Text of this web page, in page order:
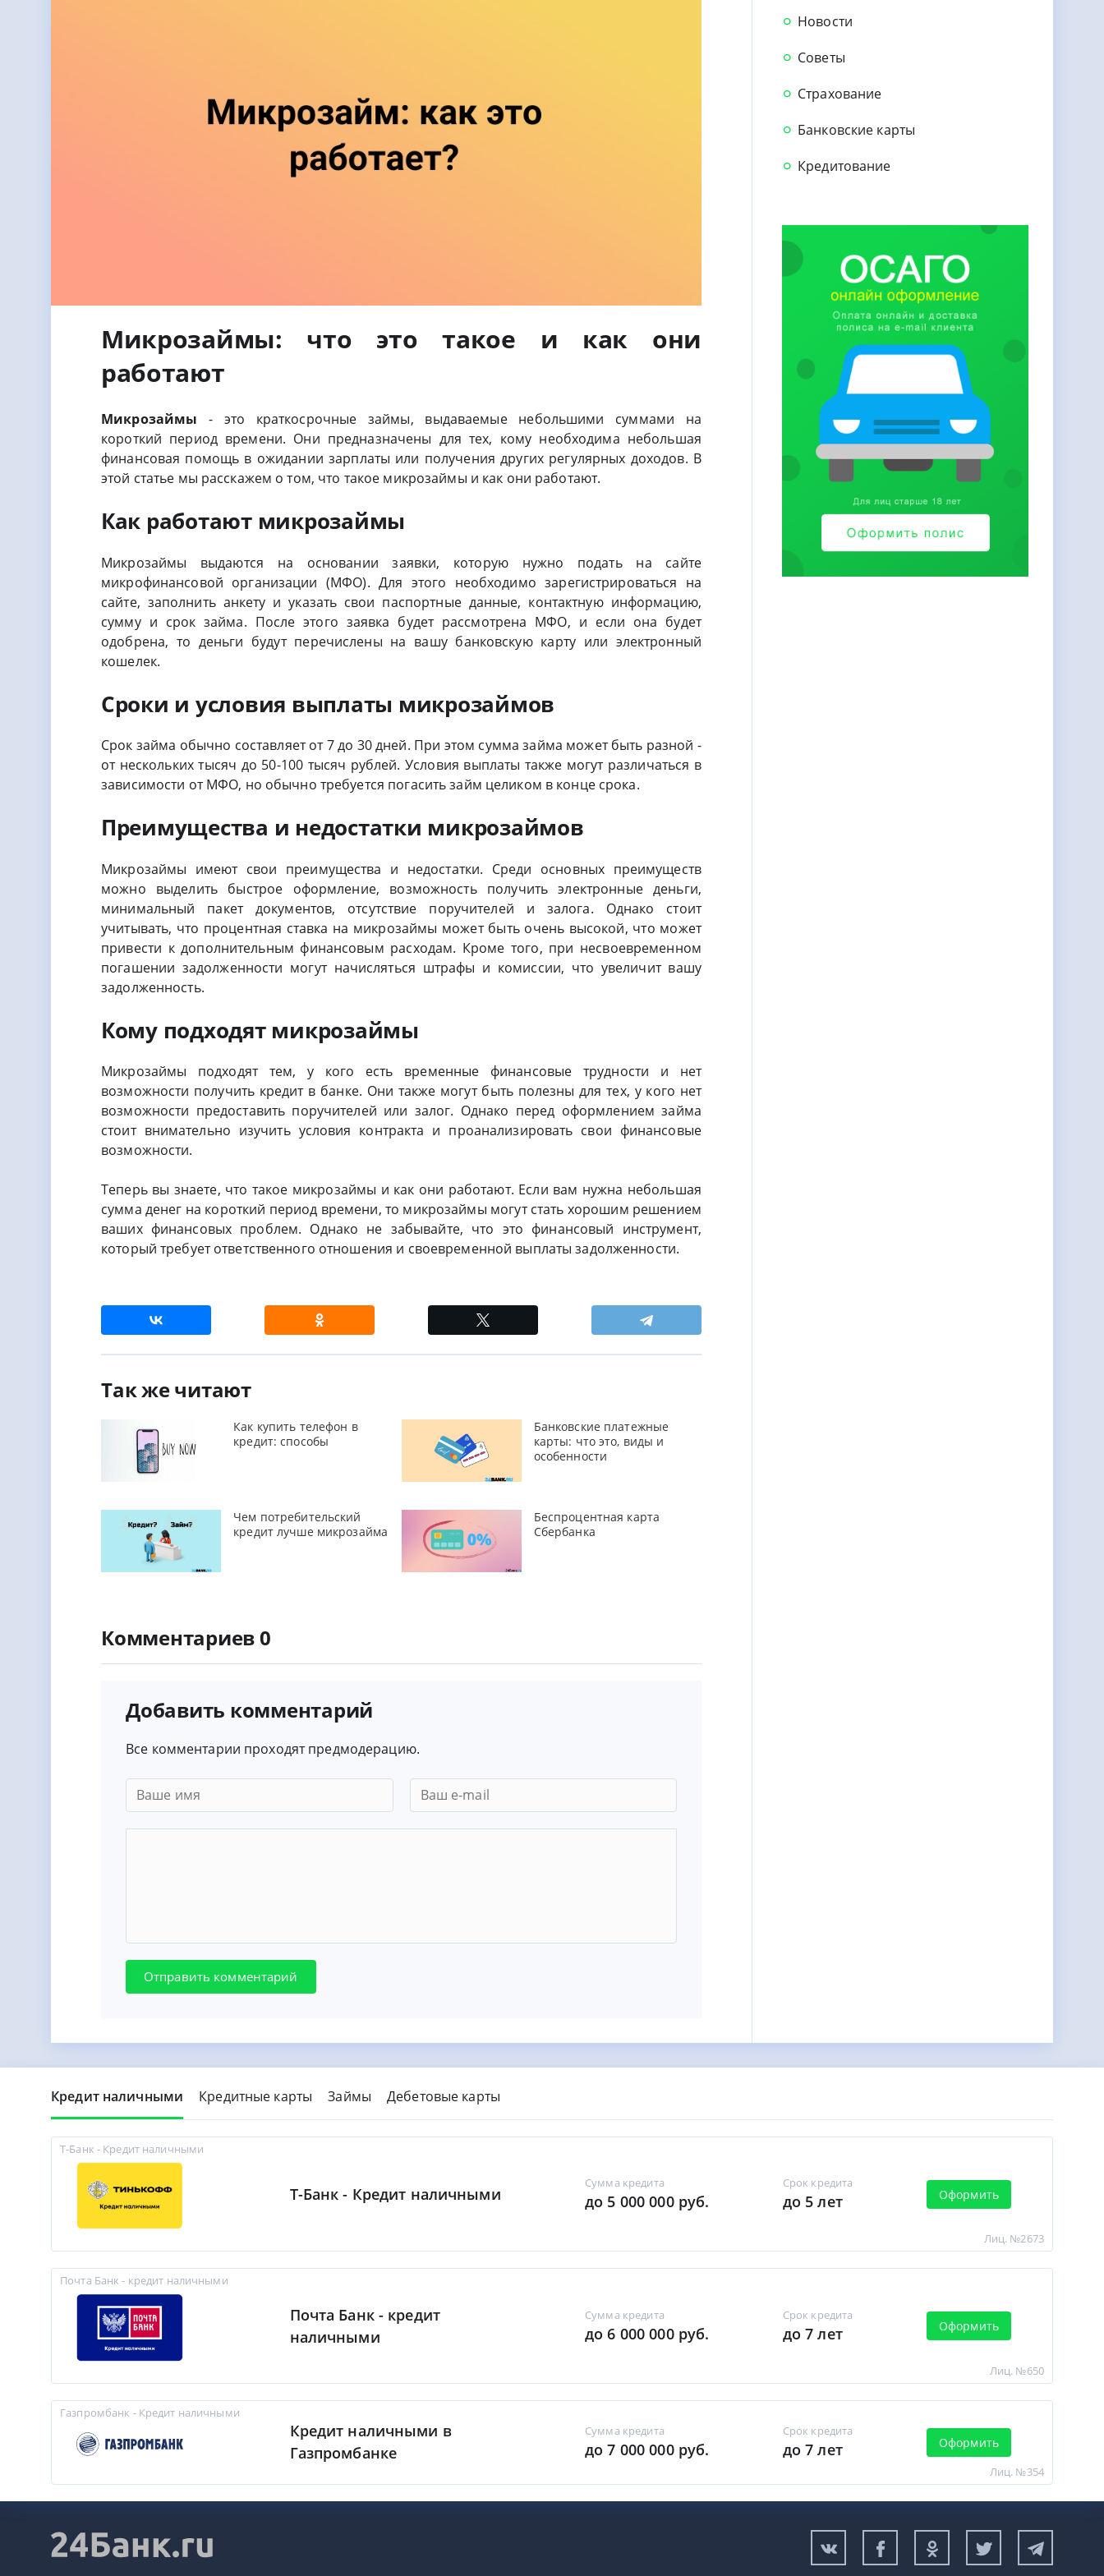
Микрозаймы: что это такое и как они
работают
Микрозаймы - это краткосрочные займы, выдаваемые небольшими суммами на
короткий период времени. Они предназначены для тех, кому необходима небольшая
финансовая помощь в ожидании зарплаты или получения других регулярных доходов. В
этой статье мы расскажем о том, что такое микрозаймы и как они работают.
Как работают микрозаймы
Микрозаймы выдаются на основании заявки, которую нужно подать на сайте
микрофинансовой организации (МФО). Для этого необходимо зарегистрироваться на
сайте, заполнить анкету и указать свои паспортные данные, контактную информацию,
сумму и срок займа. После этого заявка будет рассмотрена МФО, и если она будет
одобрена, то деньги будут перечислены на вашу банковскую карту или электронный
кошелек.
Сроки и условия выплаты микрозаймов
Срок займа обычно составляет от 7 до 30 дней. При этом сумма займа может быть разной -
от нескольких тысяч до 50-100 тысяч рублей. Условия выплаты также могут различаться в
зависимости от МФО, но обычно требуется погасить займ целиком в конце срока.
Преимущества и недостатки микрозаймов
Микрозаймы имеют свои преимущества и недостатки. Среди основных преимуществ
можно выделить быстрое оформление, возможность получить электронные деньги,
минимальный пакет документов, отсутствие поручителей и залога. Однако стоит
учитывать, что процентная ставка на микрозаймы может быть очень высокой, что может
привести к дополнительным финансовым расходам. Кроме того, при несвоевременном
погашении задолженности могут начисляться штрафы и комиссии, что увеличит вашу
задолженность.
Кому подходят микрозаймы
Микрозаймы подходят тем, у кого есть временные финансовые трудности и нет
возможности получить кредит в банке. Они также могут быть полезны для тех, у кого нет
возможности предоставить поручителей или залог. Однако перед оформлением займа
стоит внимательно изучить условия контракта и проанализировать свои финансовые
возможности.
Теперь вы знаете, что такое микрозаймы и как они работают. Если вам нужна небольшая
сумма денег на короткий период времени, то микрозаймы могут стать хорошим решением
ваших финансовых проблем. Однако не забывайте, что это финансовый инструмент,
который требует ответственного отношения и своевременной выплаты задолженности.
Так же читают
Как купить телефон в
кредит: способы
Банковские платежные
карты: что это, виды и
особенности
Чем потребительский
кредит лучше микрозайма
Беспроцентная карта
Сбербанка
Комментариев 0
Добавить комментарий
Все комментарии проходят предмодерацию.
Отправить комментарий
Новости
Советы
Страхование
Банковские карты
Кредитование
Кредит наличными Кредитные карты Займы Дебетовые карты
Т-Банк - Кредит наличными
Т-Банк - Кредит наличными
Сумма кредита
до 5 000 000 руб.
Срок кредита
до 5 лет Оформить
Лиц. №2673
Почта Банк - кредит наличными
Почта Банк - кредит
наличными
Сумма кредита
до 6 000 000 руб.
Срок кредита
до 7 лет Оформить
Лиц. №650
Газпромбанк - Кредит наличными
Кредит наличными в
Газпромбанке
Сумма кредита
до 7 000 000 руб.
Срок кредита
до 7 лет Оформить
Лиц. №354